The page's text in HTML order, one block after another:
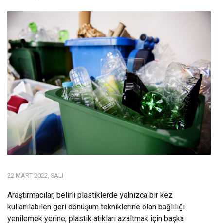
22 MART 2022, SALI
Araştırmacılar, belirli plastiklerde yalnızca bir kez
kullanılabilen geri dönüşüm tekniklerine olan bağlılığı
yenilemek yerine, plastik atıkları azaltmak için başka